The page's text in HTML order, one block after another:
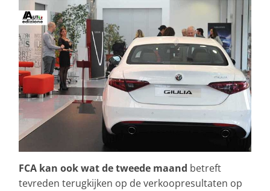
FCA kan ook wat de tweede maand betreft
tevreden terugkijken op de verkoopresultaten op